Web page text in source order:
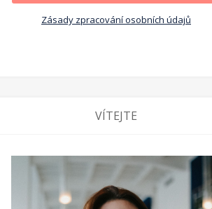
Zásady zpracování osobních údajů
VÍTEJTE